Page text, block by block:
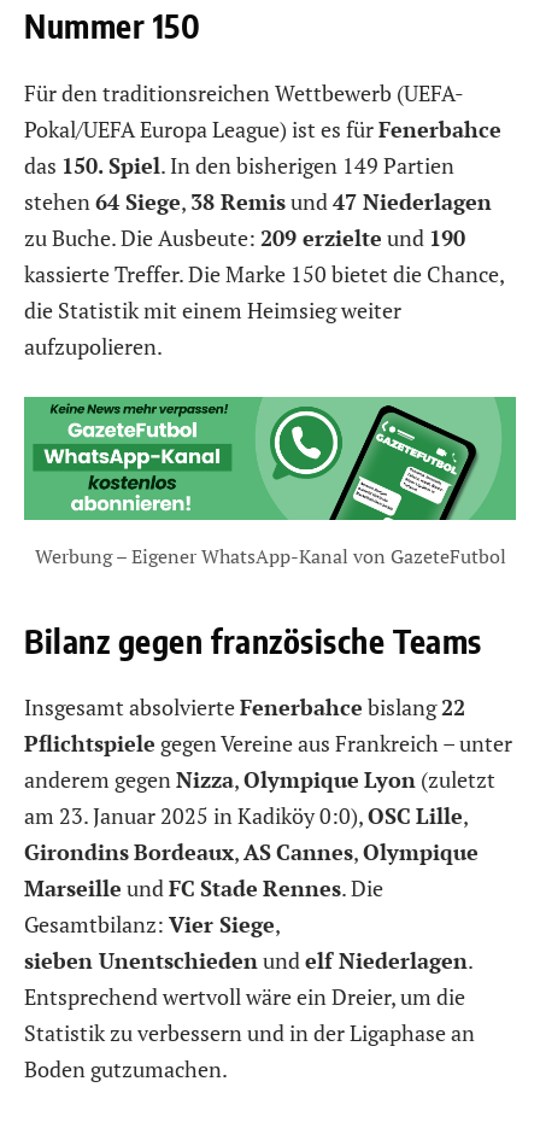
Nummer 150
Für den traditionsreichen Wettbewerb (UEFA-
Pokal/UEFA Europa League) ist es fürFenerbahce
das 150. Spiel. In den bisherigen 149 Partien
stehen 64 Siege, 38 Remisund 47 Niederlagen
zu Buche. Die Ausbeute: 209 erzielte und 190
kassierte Treffer. Die Marke 150 bietet die Chance,
die Statistik mit einem Heimsieg weiter
aufzupolieren.
Werbung – Eigener WhatsApp-Kanal von GazeteFutbol
Bilanz gegen französische Teams
Insgesamt absolvierteFenerbahce bislang22
Pflichtspiele gegen Vereine aus Frankreich – unter
anderem gegenNizza,Olympique Lyon (zuletzt
am 23. Januar 2025 in Kadiköy 0:0),OSC Lille,
GirondinsBordeaux,ASCannes,Olympique
Marseille undFC Stade Rennes. Die
Gesamtbilanz: Vier Siege,
sieben Unentschiedenundelf Niederlagen.
Entsprechend wertvoll wäre ein Dreier, um die
Statistik zu verbessern und in der Ligaphase an
Boden gutzumachen.